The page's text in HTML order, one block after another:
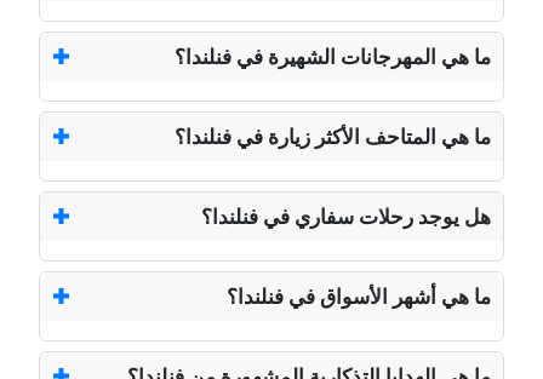
ما هي المهرجانات الشهيرة في فنلندا؟
ما هي المتاحف الأكثر زيارة في فنلندا؟
هل يوجد رحلات سفاري في فنلندا؟
ما هي أشهر الأسواق في فنلندا؟